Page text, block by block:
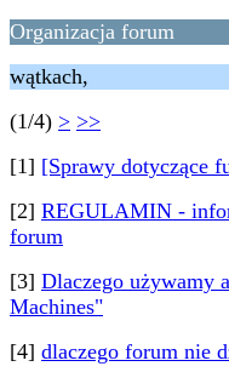
Organizacja forum
wątkach,
(1/4) > >>
[1] [Sprawy dotyczące
[2] REGULAMIN -
forum
[3] Dlaczego używamy
Machines"
[4] dlaczego forum nie